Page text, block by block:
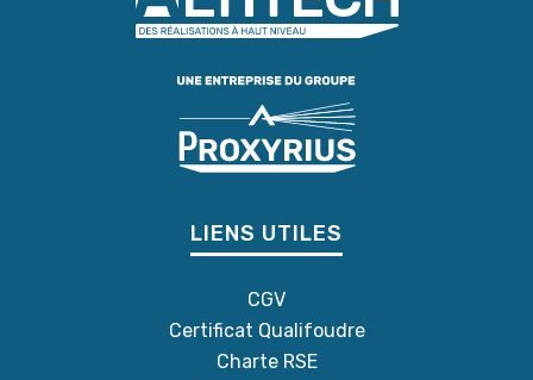
LIENS UTILES
CGV
Certificat Qualifoudre
Charte RSE